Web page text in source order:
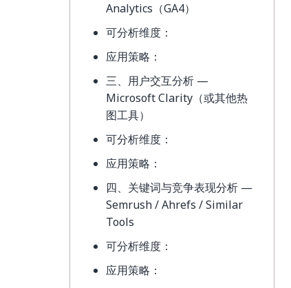
Analytics（GA4）
可分析维度：
应用策略：
三、用户交互分析 —
Microsoft Clarity（或其他热
图工具）
可分析维度：
应用策略：
四、关键词与竞争表现分析 —
Semrush / Ahrefs / Similar
Tools
可分析维度：
应用策略：